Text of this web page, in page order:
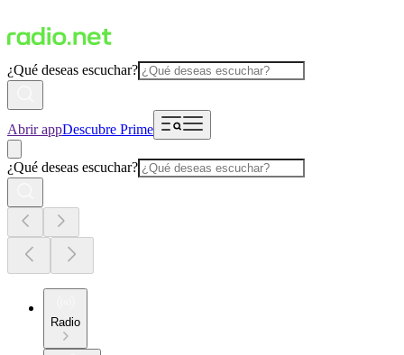
¿Qué deseas escuchar?
Abrir appDescubre Prime
¿Qué deseas escuchar?
Radio